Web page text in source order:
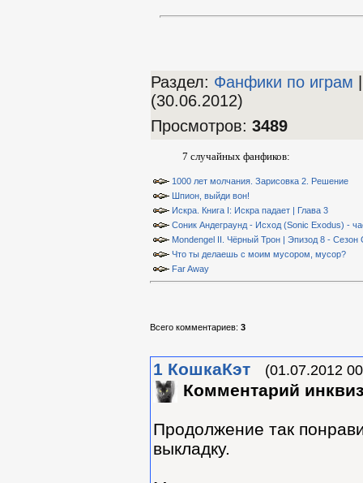
Раздел: Фанфики по играм
(30.06.2012)
Просмотров: 3489
7 случайных фанфиков:
1000 лет молчания. Зарисовка 2. Решение
Шпион, выйди вон!
Искра. Книга I: Искра падает | Глава 3
Соник Андеграунд - Исход (Sonic Exodus) -
Mondengel II. Чёрный Трон | Эпизод 8 - Сезон
Что ты делаешь с моим мусором, мусор?
Far Away
Всего комментариев: 3
1 КошкаКэт (01.07.2012
Комментарий
Продолжение так
выкладку.